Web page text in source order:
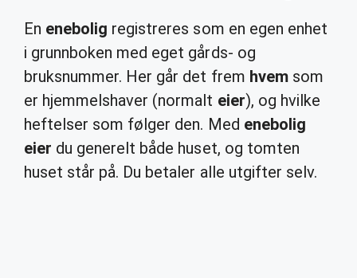
En enebolig registreres som en egen enhet
i grunnboken med eget gårds- og
bruksnummer. Her går det frem hvemsom
er hjemmelshaver (normalt eier), og hvilke
heftelser som følger den. Med enebolig
eier du generelt både huset, og tomten
huset står på. Du betaler alle utgifter selv.